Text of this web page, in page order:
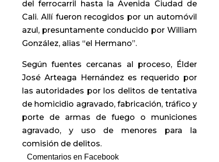
del ferrocarril hasta la Avenida Ciudad de
Cali. Allí fueron recogidos por un automóvil
azul, presuntamente conducido por William
González, alias “el Hermano”.
Según fuentes cercanas al proceso, Élder
José Arteaga Hernández es requerido por
las autoridades por los delitos de tentativa
de homicidio agravado, fabricación, tráfico y
porte de armas de fuego o municiones
agravado, y uso de menores para la
comisión de delitos.
Comentarios en Facebook